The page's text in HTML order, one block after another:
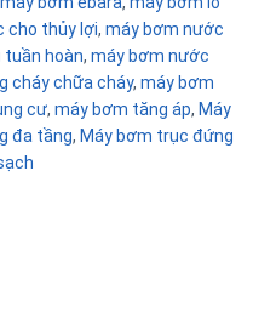
cho thủy lợi, máy bơm nước
hoàn, máy bơm nước
cháy chữa cháy, máy bơm
cư, máy bơm tăng áp, Máy
đa tầng, Máy bơm trục đứng